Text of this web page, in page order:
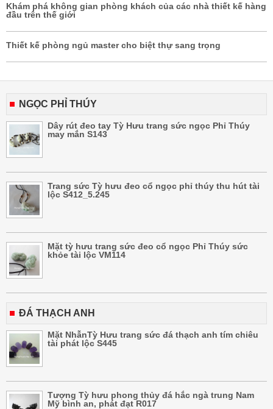
Khám phá không gian phòng khách của các nhà thiết kế hàng
đầu trên thế giới
Thiết kế phòng ngủ master cho biệt thự sang trọng
NGỌC PHỈ THÚY
Dây rút đeo tay Tỳ Hưu trang sức ngọc Phỉ Thúy
may mắn S143
Trang sức Tỳ hưu đeo cổ ngọc phỉ thúy thu hút tài
lộc S412_5.245
Mặt tỳ hưu trang sức đeo cổ ngọc Phỉ Thúy sức
khỏe tài lộc VM114
ĐÁ THẠCH ANH
Mặt NhẫnTỳ Hưu trang sức đá thạch anh tím chiêu
tài phát lộc S445
Tượng Tỳ hưu phong thủy đá hắc ngà trung Nam
Mỹ bình an, phát đạt R017